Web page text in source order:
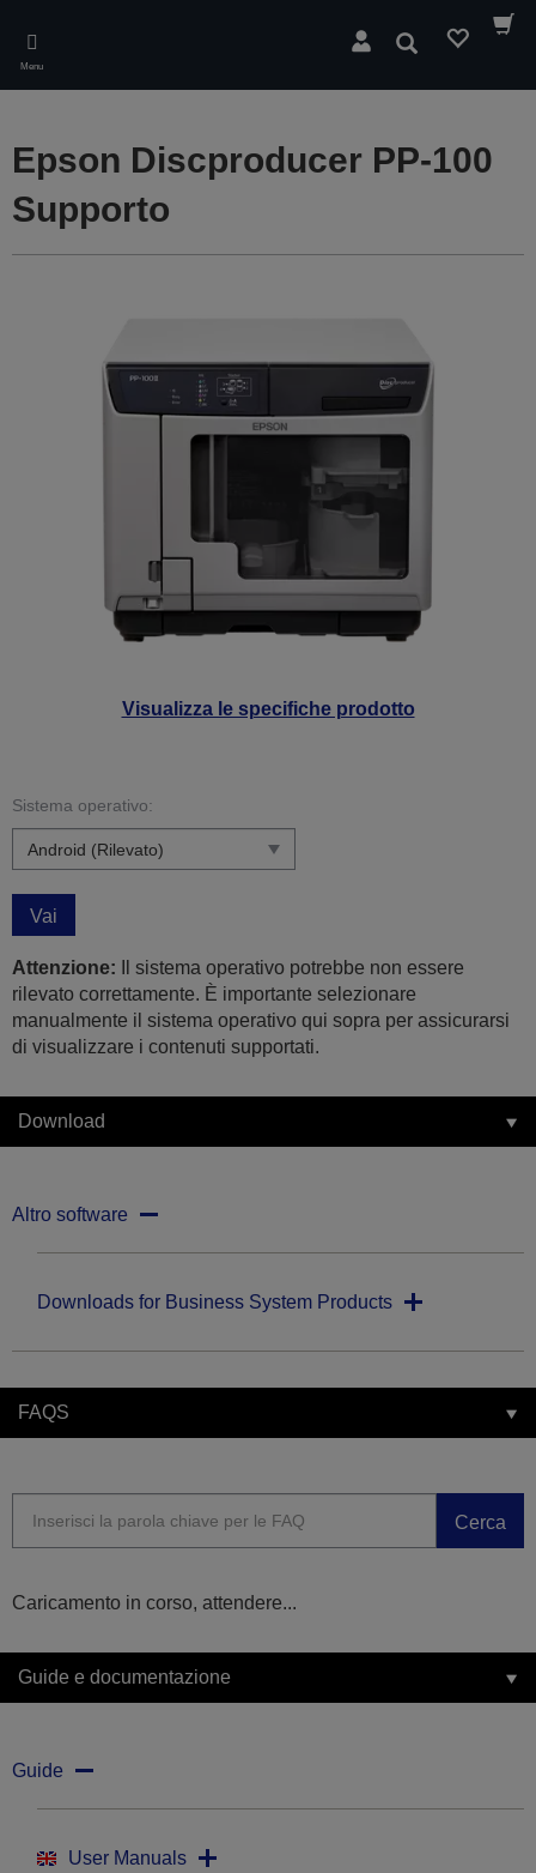
main
content
Menu
Cerca
Visualizza le specifiche prodotto
Epson Discproducer PP-100
Supporto
Sistema operativo:
Vai
Attenzione: Il sistema operativo potrebbe non essere
rilevato correttamente. È importante selezionare
manualmente il sistema operativo qui sopra per assicurarsi
di visualizzare i contenuti supportati.
Download
Altro software
Downloads for Business System Products
FAQS
Cerca
Caricamento in corso, attendere...
Guide e documentazione
Guide
User Manuals